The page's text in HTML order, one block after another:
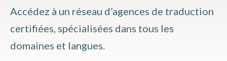
Accédez à un réseau d’agences de traduction
certifiées, spécialisées dans tous les
domaines et langues.